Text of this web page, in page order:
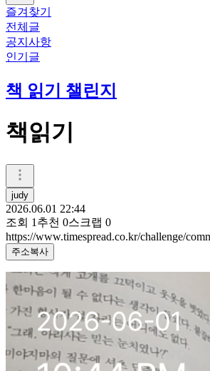
즐겨찾기
전체글
공지사항
인기글
책 읽기 챌린지
책읽기
judy
2026.06.01 22:44
조회 1 추천 0스크랩 0
https://www.timespread.co.kr/challenge/
주소복사